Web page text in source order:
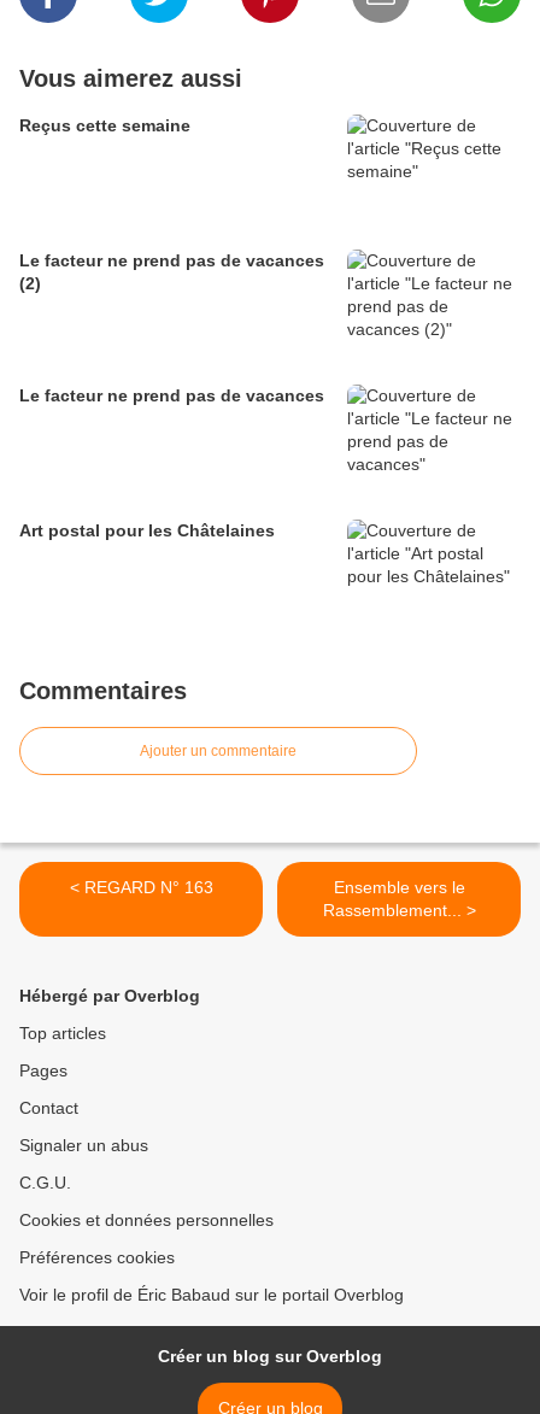
Vous aimerez aussi
Reçus cette semaine
Le facteur ne prend pas de vacances
(2)
Le facteur ne prend pas de vacances
Art postal pour les Châtelaines
Commentaires
Ajouter un commentaire
< REGARD N° 163
Ensemble vers le
Rassemblement... >
Hébergé par Overblog
Top articles
Pages
Contact
Signaler un abus
C.G.U.
Cookies et données personnelles
Préférences cookies
Voir le profil de Éric Babaud sur le portail Overblog
Créer un blog sur Overblog
Créer un blog